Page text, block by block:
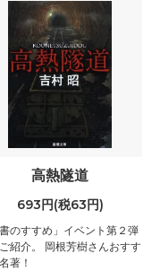
高熱隧道
693円(税63円)
書のすすめ」イベント第２弾
紹介。 岡根芳樹さんおすす
著！